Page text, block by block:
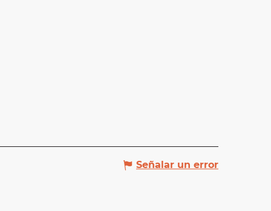
Señalar un error